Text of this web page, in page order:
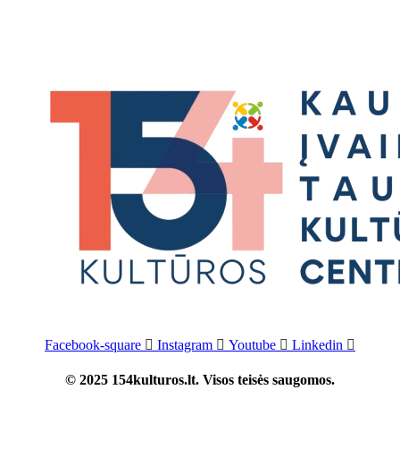
Facebook-square Instagram Youtube Linkedin
© 2025 154kulturos.lt. Visos teisės saugomos.